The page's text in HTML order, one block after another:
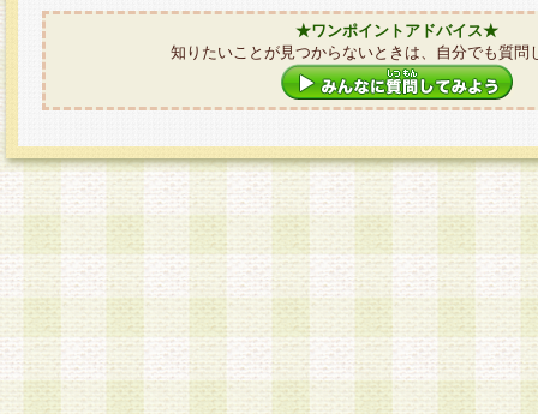
★ワンポイントアドバイス★
知りたいことが見つからないときは、自分でも質問